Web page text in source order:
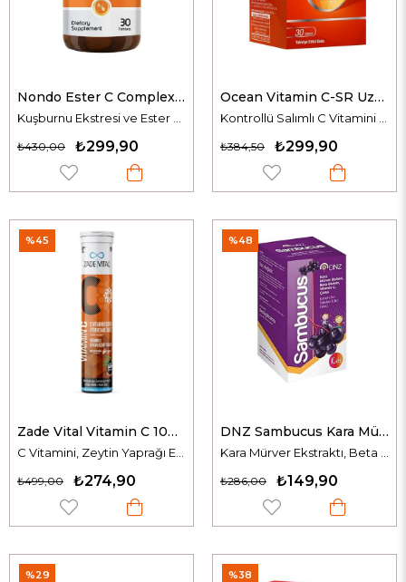
Nondo Ester C Complex 1000 mg 30 Tablet
₺299,90
₺430,00
Ocean Vitamin C-SR Uzun Salımlı 30 Tablet
₺299,90
₺384,50
Zade Vital Vitamin C 1000 mg 20 Efervesan Tablet
₺274,90
₺499,00
%45
DNZ Sambucus Kara Mürver Ekstresi 125 ml
₺149,90
₺286,00
%48
%29 %38